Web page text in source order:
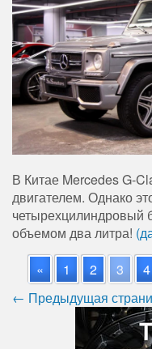
В Китае Mercedes G-
двигателем. Однако
четырехцилиндровый
объемом два литра!
«
1 2 3 4
← Предыдущая